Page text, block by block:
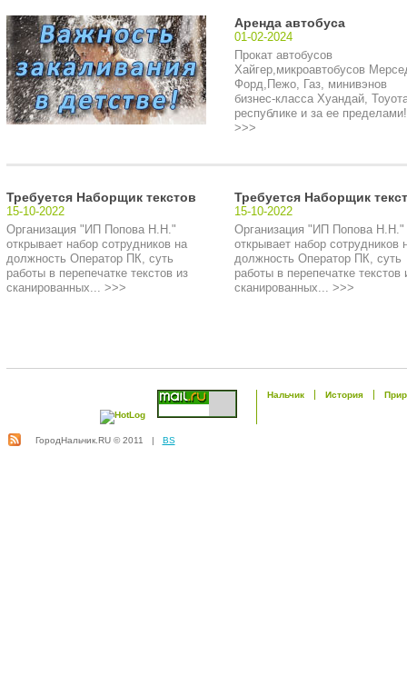
Аренда автобуса
01-02-2024
Прокат автобусов
Хайгер,микроавтобусов
Форд,Пежо, Газ, минивэнов
бизнес-класса Хуандай,
республике и за ее
>>>
Требуется Наборщик текстов
15-10-2022
Организация "ИП Попова Н.Н."
открывает набор сотрудников на
должность Оператор ПК, суть
работы в перепечатке текстов из
сканированных... >>>
Требуется Наборщик
15-10-2022
Организация "ИП Попова Н.Н."
открывает набор сотрудников
должность Оператор ПК, суть
работы в перепечатке текстов
сканированных... >>>
Нальчик История
ГородНальчик.RU © 2011 | BS